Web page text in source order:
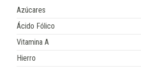
Azúcares
Ácido Fólico
Vitamina A
Hierro